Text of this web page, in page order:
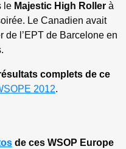
le Majestic High Roller à
Le Canadien avait
de l’EPT de Barcelone en
complets de ce
2012.
de ces WSOP Europe